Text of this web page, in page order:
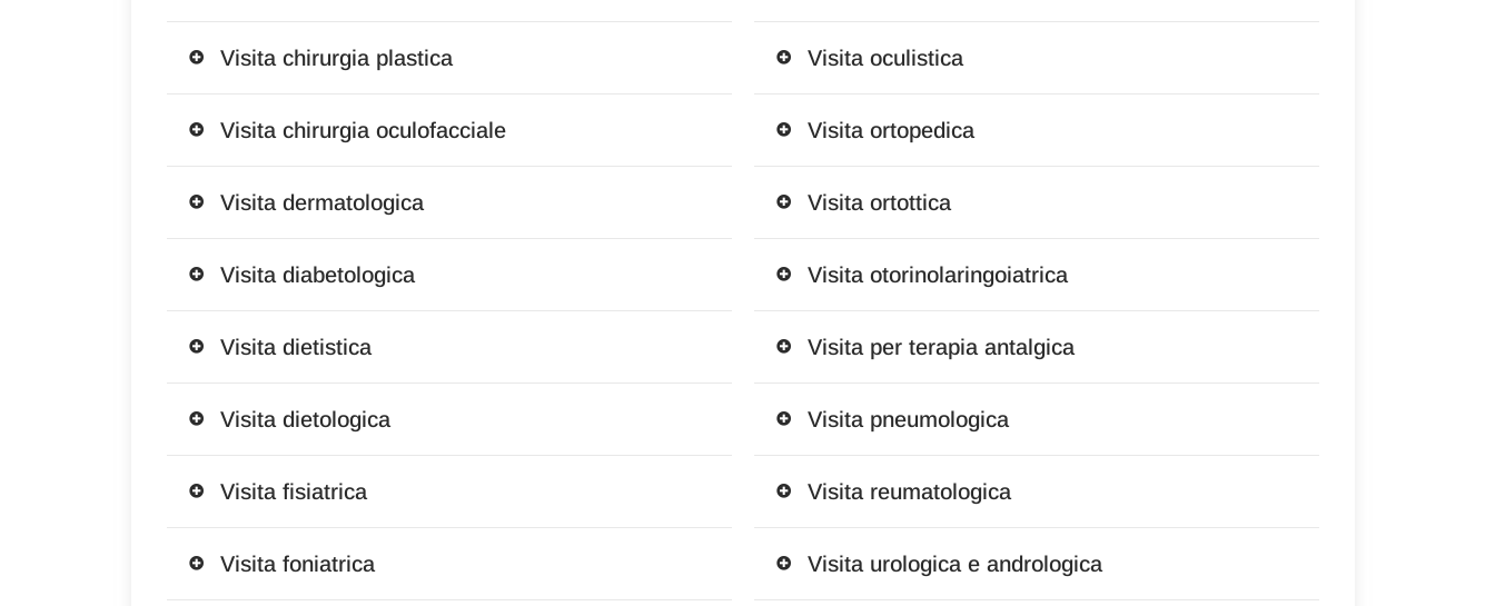
Visita chirurgia plastica
Visita chirurgia oculofacciale
Visita dermatologica
Visita diabetologica
Visita dietistica
Visita dietologica
Visita fisiatrica
Visita foniatrica
Visita oculistica
Visita ortopedica
Visita ortottica
Visita otorinolaringoiatrica
Visita per terapia antalgica
Visita pneumologica
Visita reumatologica
Visita urologica e andrologica